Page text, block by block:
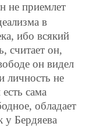
не приемлет
в
ибо всякий
считает он,
он видел
личность не
сама
обладает
у Бердяева